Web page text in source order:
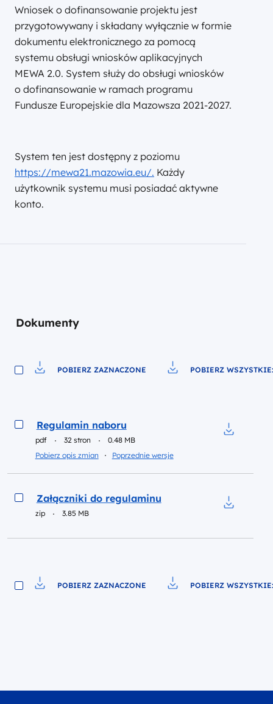
Wniosek o dofinansowanie projektu jest
przygotowywany i składany wyłącznie w formie
dokumentu elektronicznego za pomocą
systemu obsługi wniosków aplikacyjnych
MEWA 2.0. System służy do obsługi wniosków
o dofinansowanie w ramach programu
Fundusze Europejskie dla Mazowsza 2021-2027.
System ten jest dostępny z poziomu
https://mewa21.mazowia.eu/. Każdy
użytkownik systemu musi posiadać aktywne
konto.
Dokumenty
POBIERZ ZAZNACZONE POBIERZ
Podgląd
Regulamin naboru
pdf 32 stron
0.48 MB
Inne dokumenty w kategorii
Pobierz opis zmian Poprzednie wersje
Podgląd
Załączniki do regulaminu
zip 3.85 MB
POBIERZ ZAZNACZONE POBIERZ